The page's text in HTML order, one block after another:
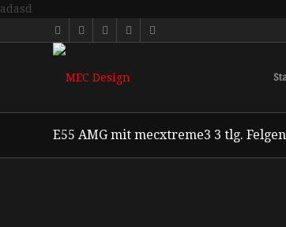
adasd
E55 AMG mit mecxtreme3 3 tlg. Felgen